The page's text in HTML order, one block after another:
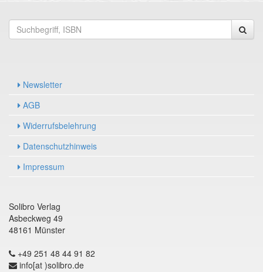
Newsletter
AGB
Widerrufsbelehrung
Datenschutzhinweis
Impressum
Solibro Verlag
Asbeckweg 49
48161 Münster
+49 251 48 44 91 82
info[at )solibro.de